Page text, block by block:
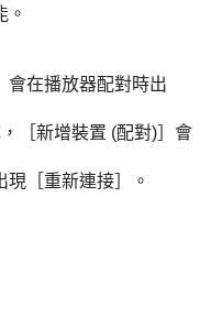
。
會在播放器配對時出
［新增裝置 (配對)］會
［重新連接］。